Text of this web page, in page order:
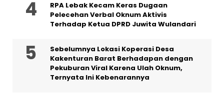
RPA Lebak Kecam Keras Dugaan
Pelecehan Verbal Oknum Aktivis
Terhadap Ketua DPRD Juwita Wulandari
Sebelumnya Lokasi Koperasi Desa
Kakenturan Barat Berhadapan dengan
Pekuburan Viral Karena Ulah Oknum,
Ternyata Ini Kebenarannya